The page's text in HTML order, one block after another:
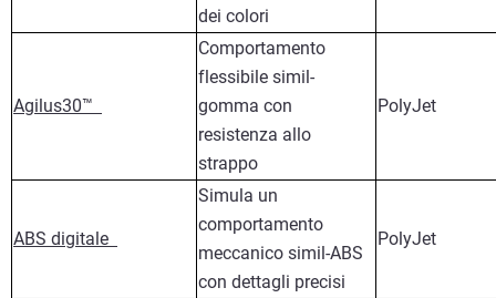
dei colori
Agilus30™
Comportamento
flessibile simil-
gomma con
resistenza allo
strappo
PolyJet
ABS digitale
Simula un
comportamento
meccanico simil-ABS
con dettagli precisi
PolyJet